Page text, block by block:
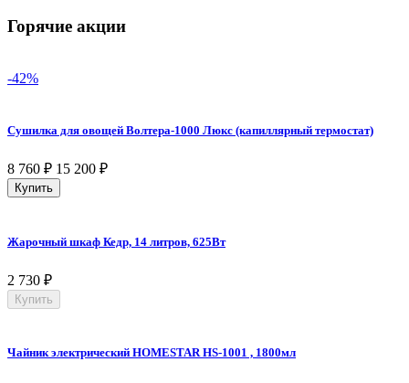
Горячие акции
-42%
Сушилка для овощей Волтера-1000 Люкс (капиллярный термостат)
8 760 ₽ 15 200 ₽
Купить
Жарочный шкаф Кедр, 14 литров, 625Вт
2 730 ₽
Купить
Чайник электрический HOMESTAR HS-1001 , 1800мл